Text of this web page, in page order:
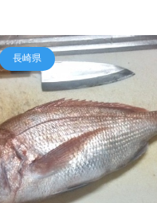
長崎県